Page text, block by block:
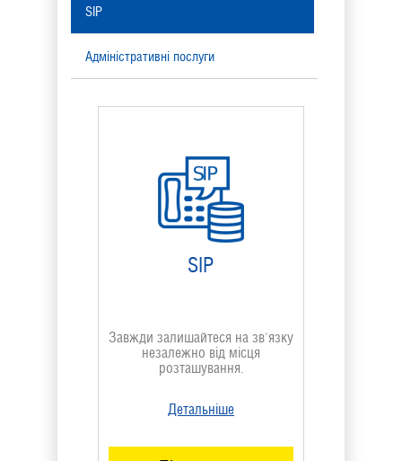
SIP
Адміністративні послуги
Послуги сервісного центру
SIP
Завжди залишайтеся на зв'язку
незалежно від місця
розташування.
Детальніше